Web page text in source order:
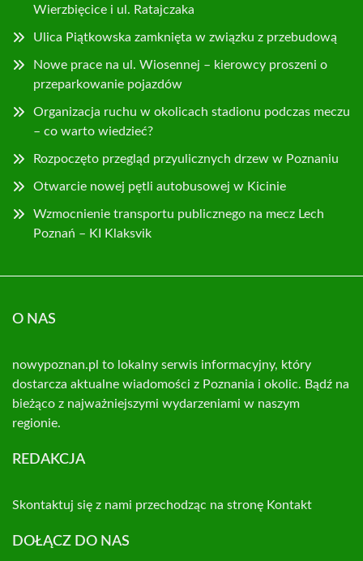
Wierzbięcice i ul. Ratajczaka
Ulica Piątkowska zamknięta w związku z przebudową
Nowe prace na ul. Wiosennej – kierowcy proszeni o
przeparkowanie pojazdów
Organizacja ruchu w okolicach stadionu podczas meczu
– co warto wiedzieć?
Rozpoczęto przegląd przyulicznych drzew w Poznaniu
Otwarcie nowej pętli autobusowej w Kicinie
Wzmocnienie transportu publicznego na mecz Lech
Poznań – KI Klaksvik
O NAS
nowypoznan.pl to lokalny serwis informacyjny, który
dostarcza aktualne wiadomości z Poznania i okolic. Bądź na
bieżąco z najważniejszymi wydarzeniami w naszym
regionie.
REDAKCJA
Skontaktuj się z nami przechodząc na stronę Kontakt
DOŁĄCZ DO NAS